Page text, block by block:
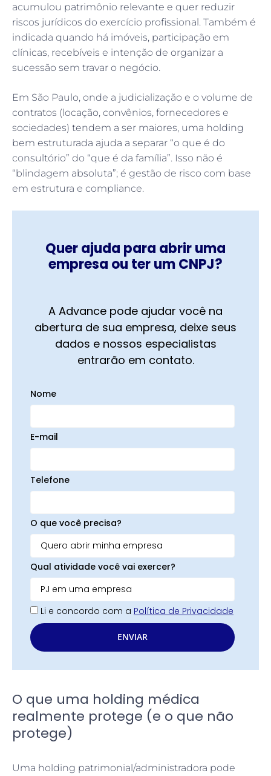
acumulou patrimônio relevante e quer reduzir
riscos jurídicos do exercício profissional. Também é
indicada quando há imóveis, participação em
clínicas, recebíveis e intenção de organizar a
sucessão sem travar o negócio.
Em São Paulo, onde a judicialização e o volume de
contratos (locação, convênios, fornecedores e
sociedades) tendem a ser maiores, uma holding
bem estruturada ajuda a separar “o que é do
consultório” do “que é da família”. Isso não é
“blindagem absoluta”; é gestão de risco com base
em estrutura e compliance.
Quer ajuda para abrir uma
empresa ou ter um CNPJ?
A Advance pode ajudar você na
abertura de sua empresa, deixe seus
dados e nossos especialistas
entrarão em contato.
Nome
E-mail
Telefone
O que você precisa?
Qual atividade você vai exercer?
Li e concordo com a Política de Privacidade
ENVIAR
O que uma holding médica
realmente protege (e o que não
protege)
Uma holding patrimonial/administradora pode